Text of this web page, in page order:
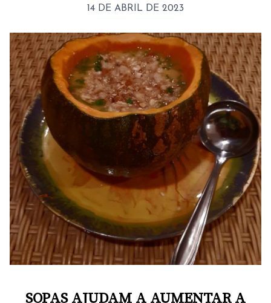
14 DE ABRIL DE 2023
SOPAS AJUDAM A AUMENTAR A